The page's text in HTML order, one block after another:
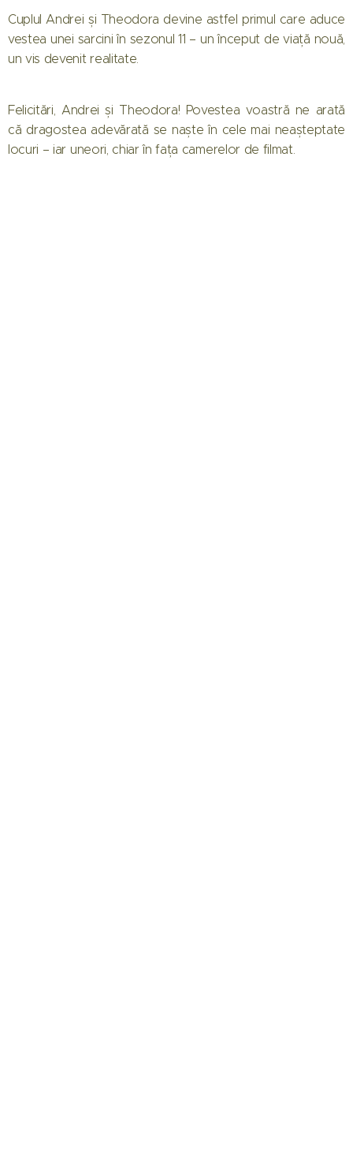
Cuplul Andrei și Theodora devine astfel primul care aduce
vestea unei sarcini în sezonul 11 – un început de viață nouă,
un vis devenit realitate.
Felicitări, Andrei și Theodora! Povestea voastră ne arată
că dragostea adevărată se naște în cele mai neașteptate
locuri – iar uneori, chiar în fața camerelor de filmat. 💞